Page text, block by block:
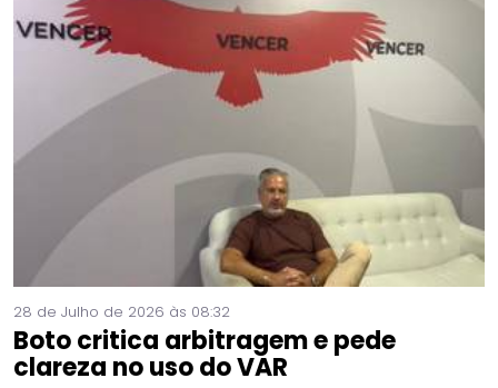
28 de Julho de 2026 às 08:32
Boto critica arbitragem e pede
clareza no uso do VAR